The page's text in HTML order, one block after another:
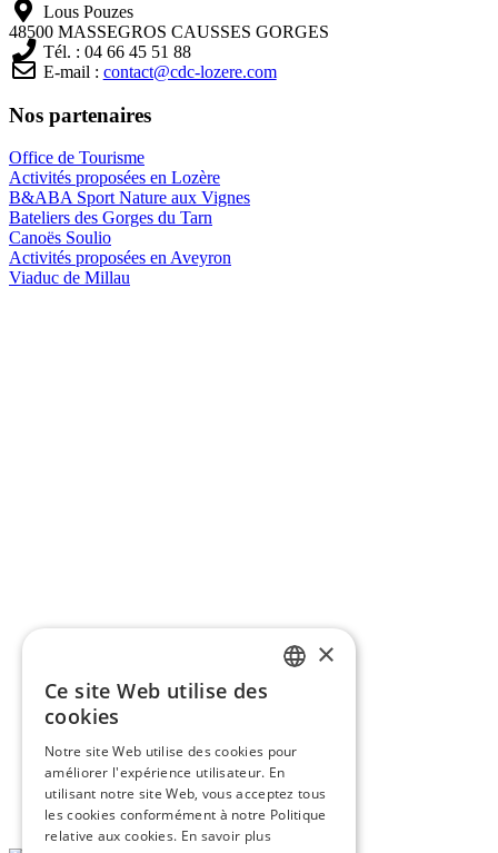
Lous Pouzes
48500 MASSEGROS CAUSSES GORGES
Tél. : 04 66 45 51 88
E-mail : contact@cdc-lozere.com
Nos partenaires
Office de Tourisme
Activités proposées en Lozère
B&ABA Sport Nature aux Vignes
Bateliers des Gorges du Tarn
Canoës Soulio
Activités proposées en Aveyron
Viaduc de Millau
×
Ce site Web utilise des
cookies
Notre site Web utilise des cookies pour
améliorer l'expérience utilisateur. En
utilisant notre site Web, vous acceptez tous
les cookies conformément à notre Politique
relative aux cookies. En savoir plus